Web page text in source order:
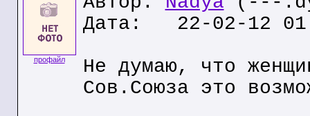
профайл
Дата: 22-02-12
Не думаю, что
Сов.Союза это